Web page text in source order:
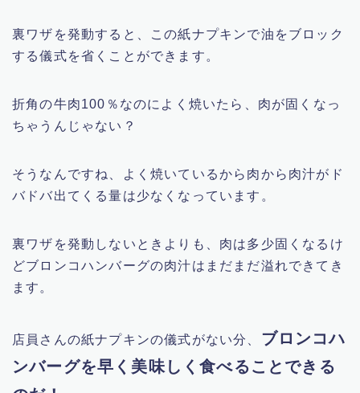
裏ワザを発動すると、この紙ナプキンで油をブロック
する儀式を省くことができます。
折角の牛肉100％なのによく焼いたら、肉が固くなっ
ちゃうんじゃない？
そうなんですね、よく焼いているから肉から肉汁がド
バドバ出てくる量は少なくなっています。
裏ワザを発動しないときよりも、肉は多少固くなるけ
どブロンコハンバーグの肉汁はまだまだ溢れできてき
ます。
店員さんの紙ナプキンの儀式がない分、 ブロンコハ
ンバーグを早く美味しく食べることできる